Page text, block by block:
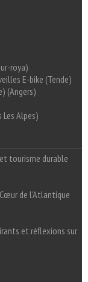
roya)
E-bike (Tende)
(Angers)
Alpes)
tourisme durable
de l'Atlantique
et réflexions sur